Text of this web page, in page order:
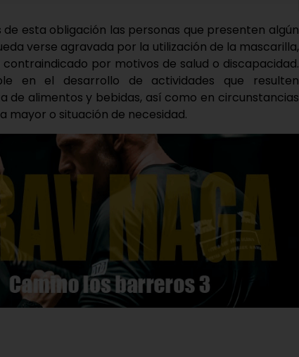
esta obligación las personas que presenten algún
verse agravada por la utilización de la mascarilla,
por motivos de salud o discapacidad.
en el desarrollo de actividades que resulten
de alimentos y bebidas, así como en circunstancias
mayor o situación de necesidad.